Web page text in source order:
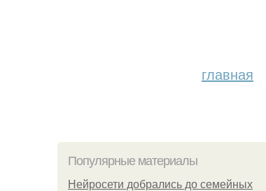
главная
Популярные материалы
Нейросети добрались до семейных